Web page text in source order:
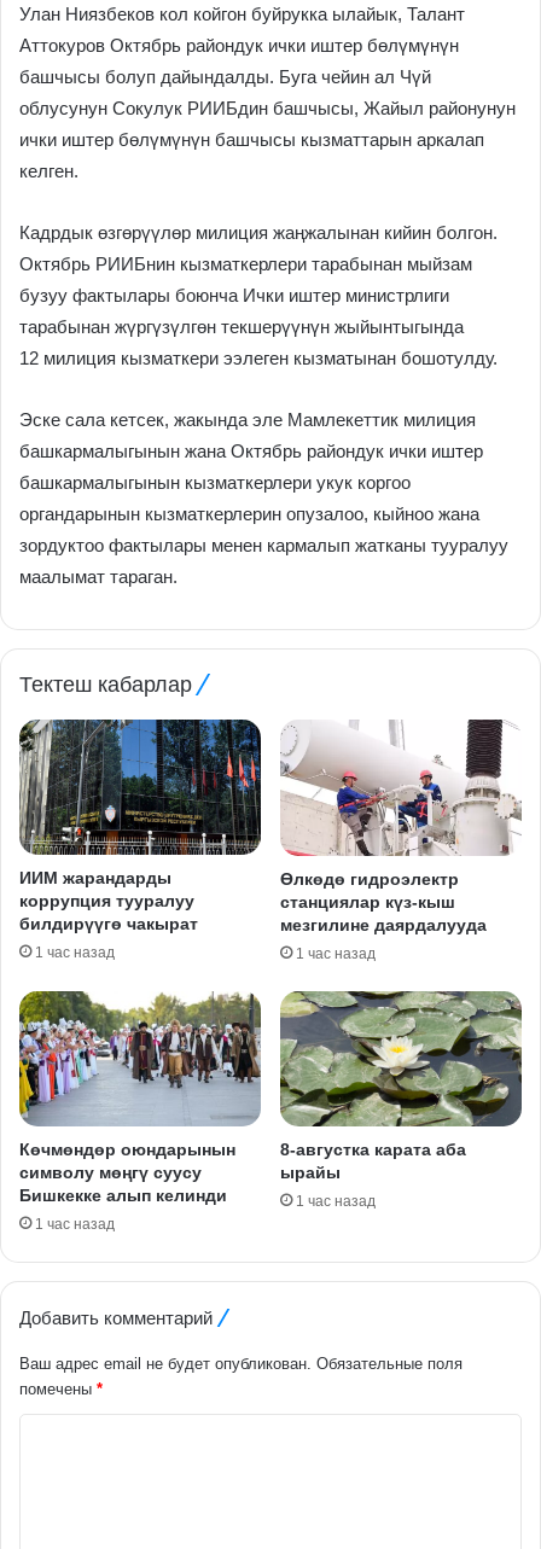
Улан Ниязбеков кол койгон буйрукка ылайык, Талант
Аттокуров Октябрь райондук ички иштер бөлүмүнүн
башчысы болуп дайындалды. Буга чейин ал Чүй
облусунун Сокулук РИИБдин башчысы, Жайыл районунун
ички иштер бөлүмүнүн башчысы кызматтарын аркалап
келген.
Кадрдык өзгөрүүлөр милиция жаңжалынан кийин болгон.
Октябрь РИИБнин кызматкерлери тарабынан мыйзам
бузуу фактылары боюнча Ички иштер министрлиги
тарабынан жүргүзүлгөн текшерүүнүн жыйынтыгында
12 милиция кызматкери ээлеген кызматынан бошотулду.
Эске сала кетсек, жакында эле Мамлекеттик милиция
башкармалыгынын жана Октябрь райондук ички иштер
башкармалыгынын кызматкерлери укук коргоо
органдарынын кызматкерлерин опузалоо, кыйноо жана
зордуктоо фактылары менен кармалып жатканы тууралуу
маалымат тараган.
Тектеш кабарлар
ИИМ жарандарды
коррупция тууралуу
билдирүүгө чакырат
1 час назад
Өлкөдө гидроэлектр
станциялар күз-кыш
мезгилине даярдалууда
1 час назад
Көчмөндөр оюндарынын
символу мөңгү суусу
Бишкекке алып келинди
1 час назад
8-августка карата аба
ырайы
1 час назад
Добавить комментарий
Ваш адрес email не будет опубликован. Обязательные поля
помечены *